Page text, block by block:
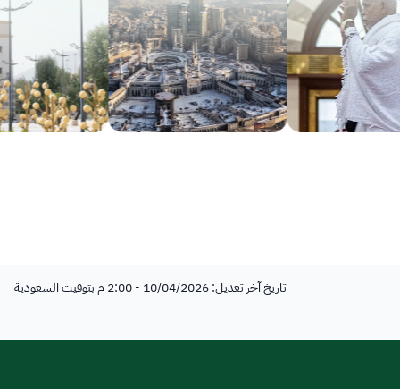
تاريخ آخر تعديل: 10/04/2026 - 2:00 م بتوقيت السعودية